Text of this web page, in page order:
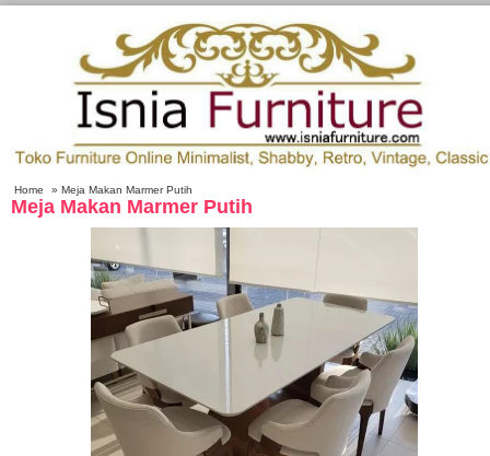
Home » Meja Makan Marmer Putih
Meja Makan Marmer Putih